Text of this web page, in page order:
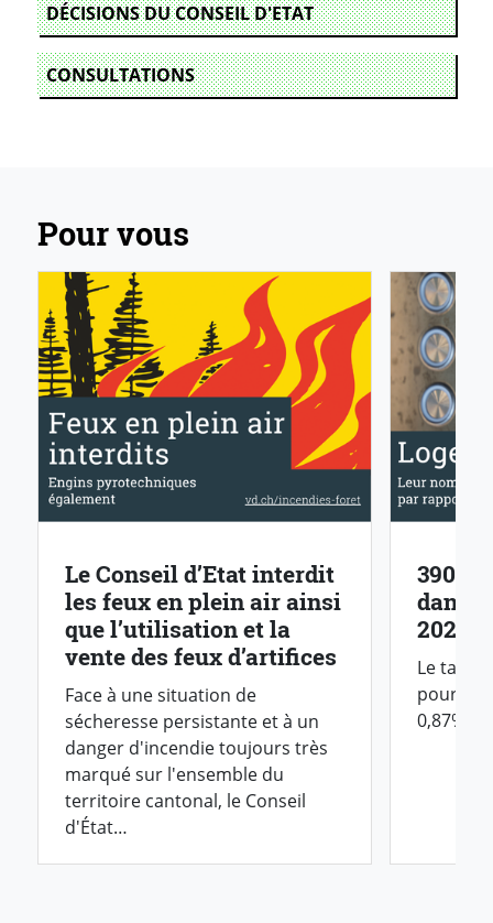
DÉCISIONS DU CONSEIL D'ETAT
CONSULTATIONS
Pour vous
Le Conseil d’Etat interdit
les feux en plein air ainsi
que l’utilisation et la
vente des feux d’artifices
Face à une situation de
sécheresse persistante et à un
danger d'incendie toujours très
marqué sur l'ensemble du
territoire cantonal, le Conseil
d'État…
3900
dans
2026
Le taux
pour
0,87%.